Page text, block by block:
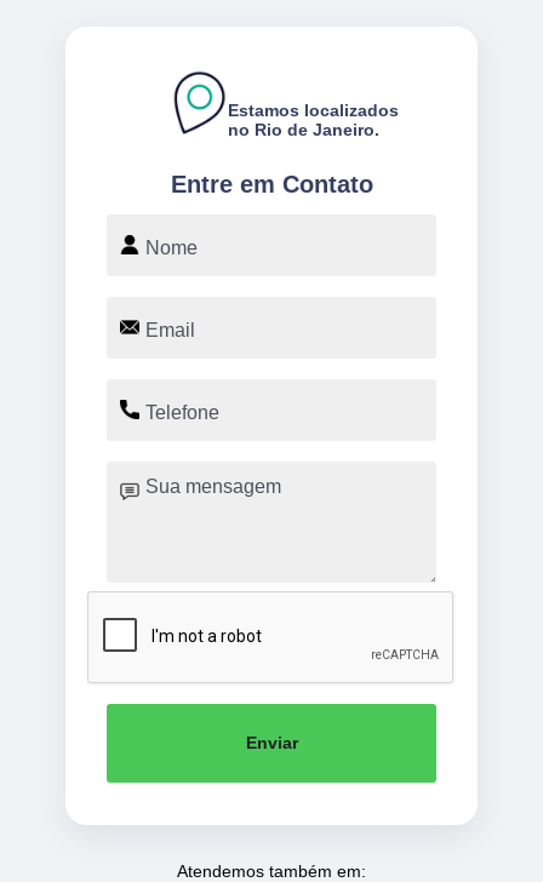
Entre em Contato
Estamos localizados
no Rio de Janeiro.
Enviar
Atendemos também em: